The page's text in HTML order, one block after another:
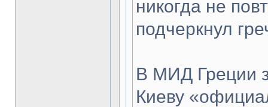
никогда не
подчеркнул
В МИД Греции
Киеву